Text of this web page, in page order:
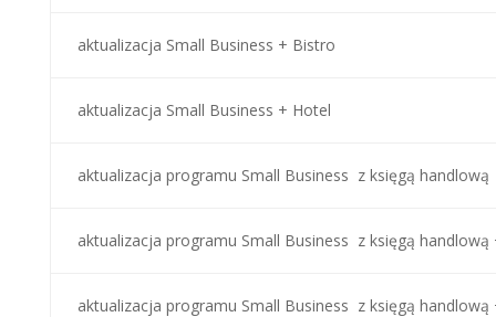
aktualizacja Small Business + Bistro
aktualizacja Small Business + Hotel
aktualizacja programu Small Business z księgą handlową
aktualizacja programu Small Business z księgą handlową
aktualizacja programu Small Business z księgą handlową